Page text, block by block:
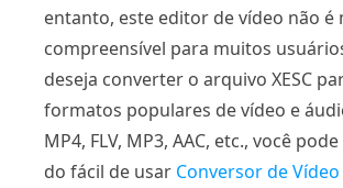
entanto, este editor de vídeo não é
compreensível para muitos
deseja converter o arquivo XESC
formatos populares de vídeo e
MP4, FLV, MP3, AAC, etc., você
do fácil de usar Conversor de Vídeo